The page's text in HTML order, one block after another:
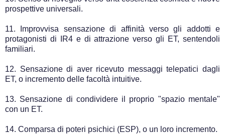
prospettive universali.
11. Improvvisa sensazione di affinità verso gli addotti e
protagonisti di IR4 e di attrazione verso gli ET, sentendoli
familiari.
12. Sensazione di aver ricevuto messaggi telepatici dagli
ET, o incremento delle facoltà intuitive.
13. Sensazione di condividere il proprio "spazio mentale"
con un ET.
14. Comparsa di poteri psichici (ESP), o un loro incremento.